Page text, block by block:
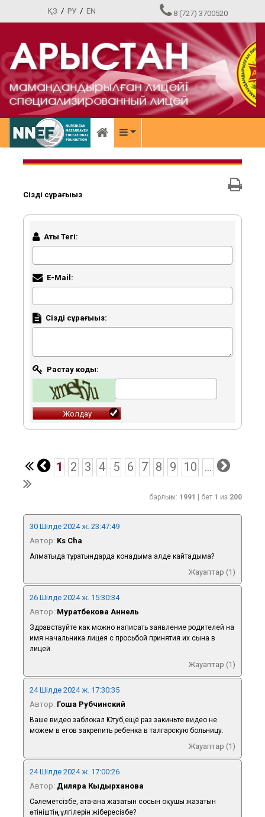
ҚЗ / РУ/ EN 8 (727) 3700520
Сіздің сұрағыңыз
Аты Тегі:
E-Mail:
Сіздің сұрағыңыз:
Растау коды:
1 2 3 4 5 6 7 8 9 10 ...
барлығы: 1991 | бет 1 из 200
30 Шілде 2024 ж. 23:47:49
Автор: Ks Cha
Алматыда тұратындарда конадыма алде кайтадыма?
Жауаптар (1)
26 Шілде 2024 ж. 15:30:34
Автор: Муратбекова Аннель
Здравствуйте как можно написать заявление родителей на
имя начальника лицея с просьбой принятия их сына в
лицей
Жауаптар (1)
24 Шілде 2024 ж. 17:30:35
Автор: Гоша Рубчинский
Ваше видео заблокал Ютуб,ещё раз закиньте видео не
можем в егов закрепить ребенка в талгарскую больницу.
Жауаптар (1)
24 Шілде 2024 ж. 17:00:26
Автор: Диляра Кыдырханова
Сәлеметсізбе, ата-ана жазатын сосын оқушы жазатын
өтініштің үлгілерін жібересізбе?